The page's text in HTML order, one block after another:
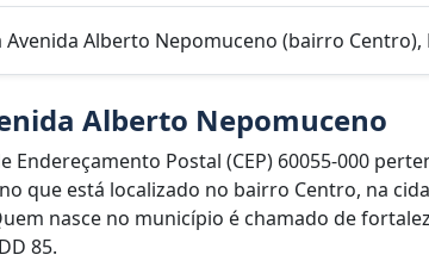
Avenida Alberto Nepomuceno (bairro Centro),
Alberto Nepomuceno
Endereçamento Postal (CEP) 60055-000
que está localizado no bairro Centro, na
nasce no município é chamado de
85.